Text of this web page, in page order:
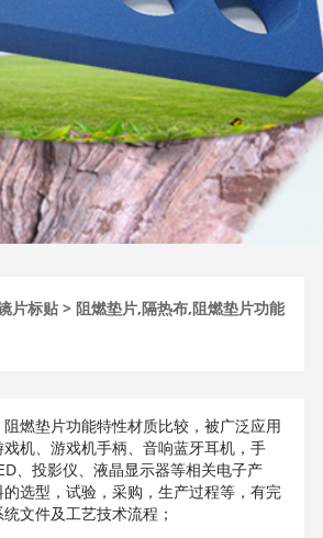
片标贴 > 阻燃垫片,隔热布,阻燃垫片功能
燃垫片功能特性材质比较，被广泛应用
机、游戏机手柄、音响蓝牙耳机，手
、投影仪、液晶显示器等相关电子产
选型，试验，采购，生产过程等，有完
文件及工艺技术流程；